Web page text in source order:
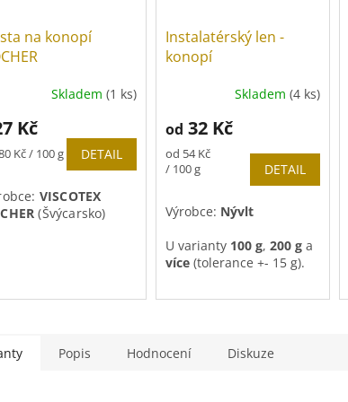
na konopí
Skladem(1 ks)
Kč
Kč / 100 g DETAIL
VISCOTEX
(Švýcarsko)
Instalatérský len -
konopí
Skladem (4 ks)
od 32 Kč
Měrná
cena:
od 54 Kč
/ 100 g
DETAIL
Výrobce: Nývlt
U varianty 100 g,200 g a
více(tolerance +- 15 g).
Popis Hodnocení Diskuze